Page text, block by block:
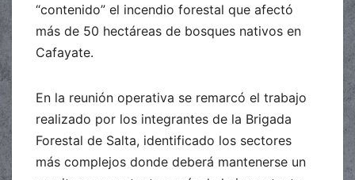
“contenido” el incendio forestal que afectó
más de 50 hectáreas de bosques nativos en
Cafayate.
En la reunión operativa se remarcó el trabajo
realizado por los integrantes de la Brigada
Forestal de Salta, identificado los sectores
más complejos donde deberá mantenerse un